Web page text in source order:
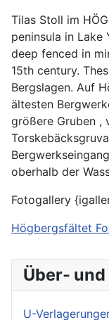
Tilas Stoll im
peninsula in Lake
deep fenced in
15th century.
Bergslagen. Auf
ältesten
größere Gruben ,
oberhalb der
Fotogallery
Högbergsfältet
Über-
U-